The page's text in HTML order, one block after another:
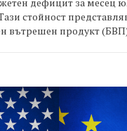
стойност
вътрешен продукт